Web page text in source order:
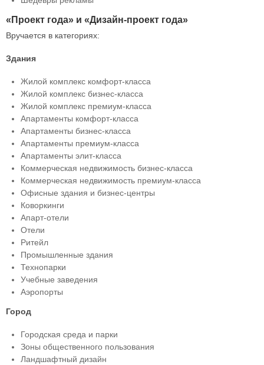
«Проект года» и «Дизайн-проект года»
Вручается в категориях:
Здания
Жилой комплекс комфорт-класса
Жилой комплекс бизнес-класса
Жилой комплекс премиум-класса
Апартаменты комфорт-класса
Апартаменты бизнес-класса
Апартаменты премиум-класса
Апартаменты элит-класса
Коммерческая недвижимость бизнес-класса
Коммерческая недвижимость премиум-класса
Офисные здания и бизнес-центры
Коворкинги
Апарт-отели
Отели
Ритейл
Промышленные здания
Технопарки
Учебные заведения
Аэропорты
Город
Городская среда и парки
Зоны общественного пользования
Ландшафтный дизайн